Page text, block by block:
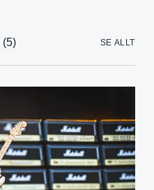
(5) SE ALLT